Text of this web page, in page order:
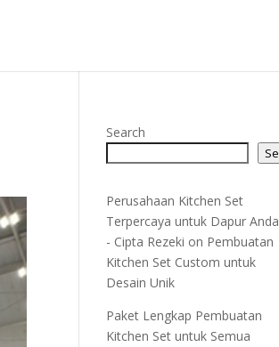
Search
Perusahaan Kitchen Set
Terpercaya untuk Dapur Anda
- Cipta Rezeki on Pembuatan
Kitchen Set Custom untuk
Desain Unik
Paket Lengkap Pembuatan
Kitchen Set untuk Semua